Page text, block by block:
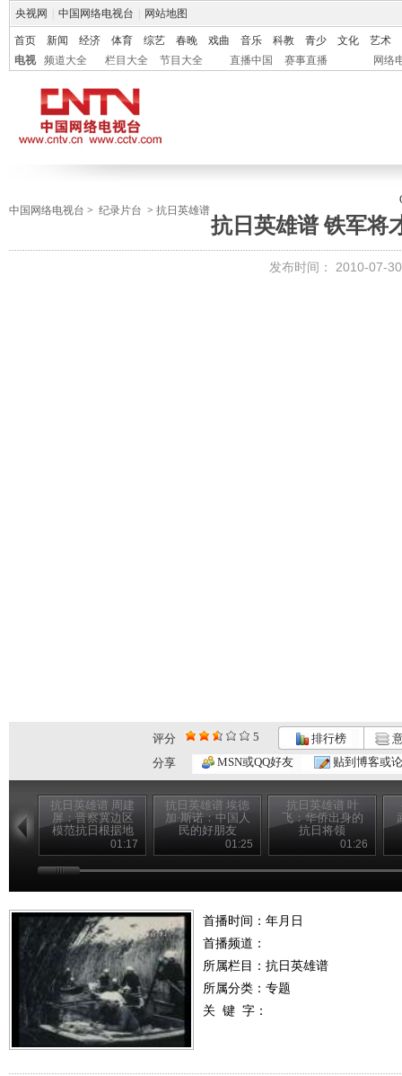
央视网 中国网络电视台 网站地图
首页 新闻 经济 体育 综艺 春晚 戏曲 音乐 科教 青少 文化
艺术
电视
频道大全 栏目大全 节目大全 直播中国 赛事直播 网络
中国网络电视台 > 纪录片台 > 抗日英雄谱
抗日英雄谱 铁军
发布时间： 2010-07-
评分 5 排行榜
分享
MSN或QQ好友 贴到博客或
抗日英雄谱 周建
屏：晋察冀边区
模范抗日根据地
的创建人01:17
抗日英雄谱 埃德
加·斯诺：中国人
民的好朋友
01:25
抗日英雄谱 叶
飞：华侨出身的
抗日将领
01:26
首播时间：年月日
首播频道：
所属栏目： 抗日英雄谱
所属分类：专题
关 键 字：